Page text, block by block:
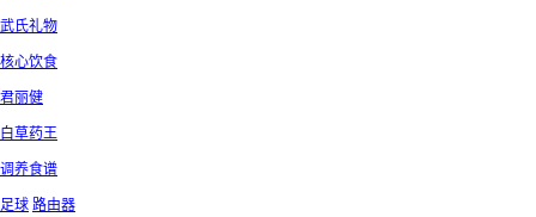
武氏礼物
核心饮食
君丽健
白草药王
调养食谱
足球 路由器